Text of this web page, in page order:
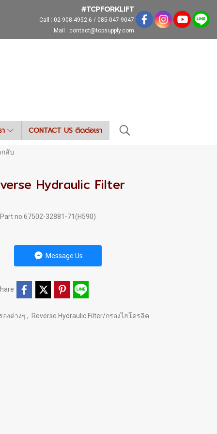
#TCPFORKLIFT
Call : 02-908-4952-6 / 085-047-9047
Mail : contact@tcpsupply.com
า CONTACT US ติดต่อเรา
กลับ
Hydraulic Filter
no.67502-32881-71(H590)
Message Us
องต่างๆ , Reverse Hydraulic Filter/กรองไฮโดรลิค